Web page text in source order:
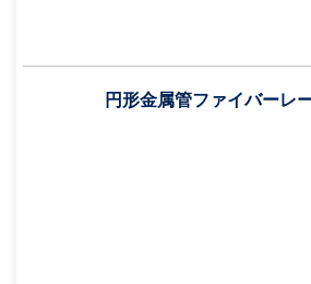
円形金属管ファイバーレ